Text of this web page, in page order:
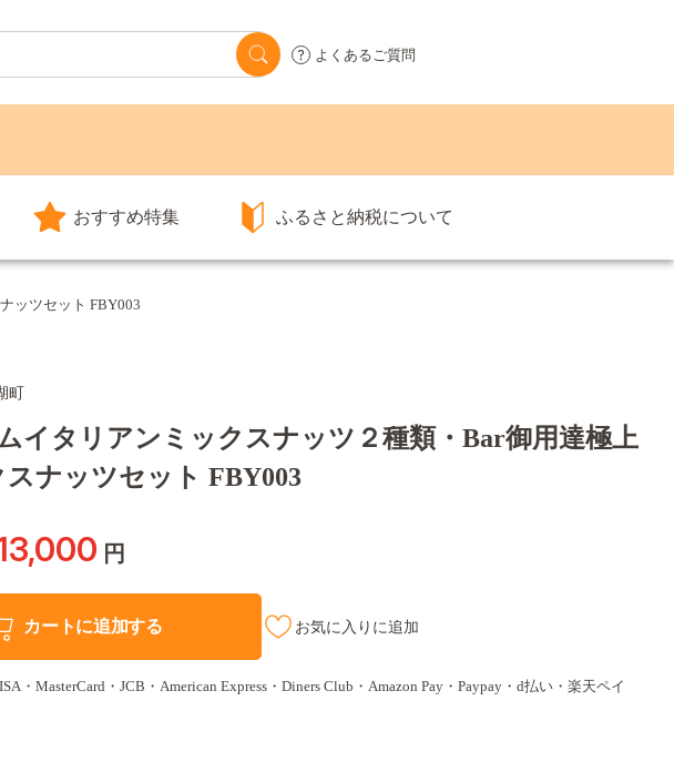
よくあるご質問
おすすめ特集 ふるさと納税について
ッツセット FBY003
イタリアンミックスナッツ２種類・Bar御用達極上
ナッツセット FBY003
円
カートに追加する お気に入りに追加
・MasterCard・JCB・American Express・Diners Club・Amazon Pay・Paypay・d払い・楽天ペイ